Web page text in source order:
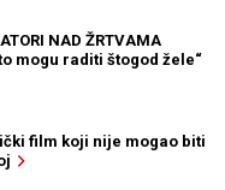
NAD ŽRTVAMA
mogu raditi štogod žele“
film koji nije mogao biti